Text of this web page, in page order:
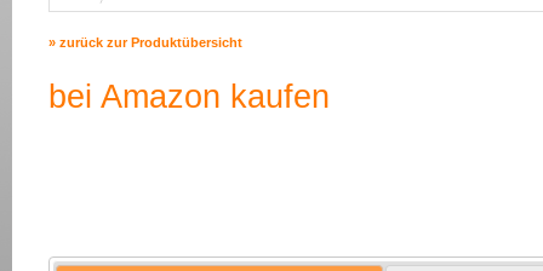
» zurück zur Produktübersicht
bei Amazon kaufen